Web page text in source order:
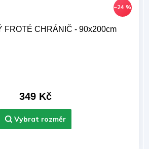
–24 %
FROTÉ CHRÁNIČ - 90x200cm
349 Kč